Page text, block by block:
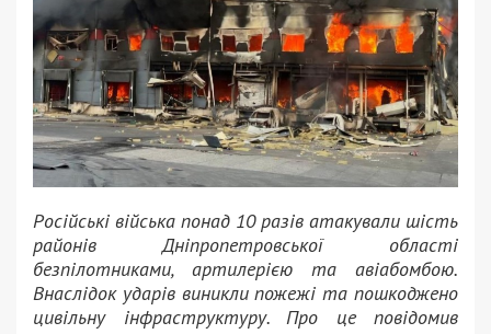
Російські війська понад 10 разів атакували шість
районів Дніпропетровської області
безпілотниками, артилерією та авіабомбою.
Внаслідок ударів виникли пожежі та пошкоджено
цивільну інфраструктуру. Про це повідомив